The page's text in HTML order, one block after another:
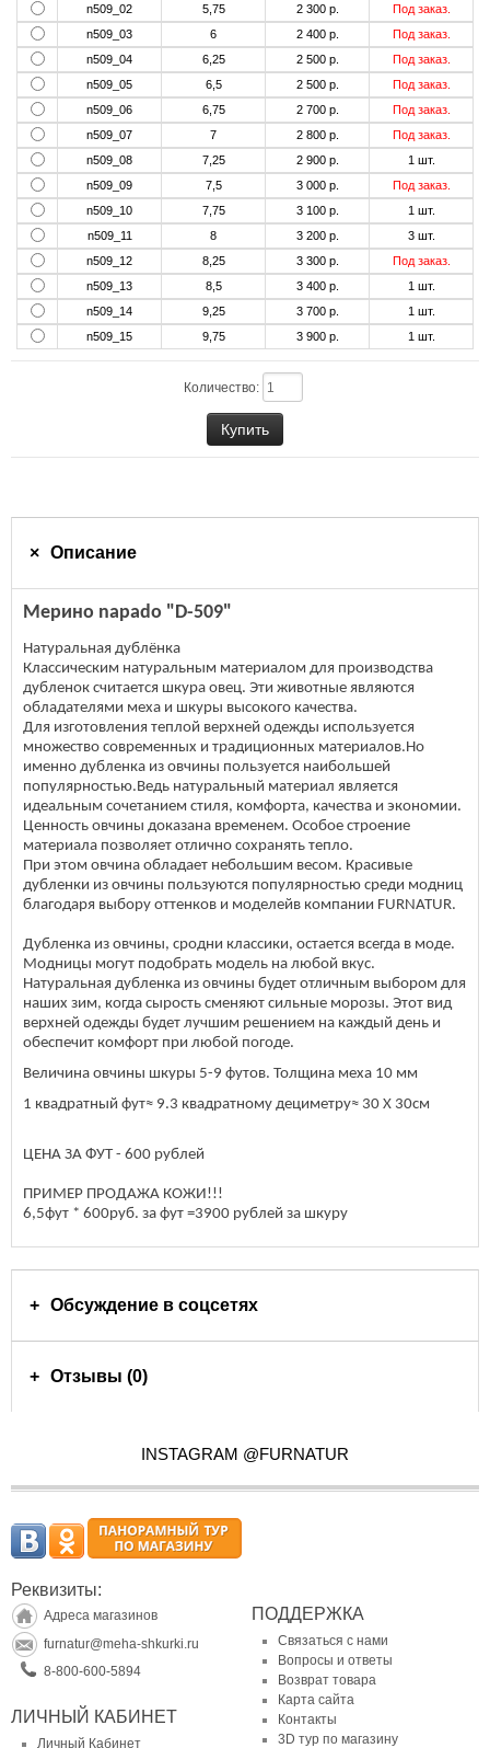
n509_02
5,75 2 300 р.
Под заказ.
n509_03
6 2 400 р.
Под заказ.
n509_04
6,25 2 500 р.
Под заказ.
n509_05
6,5 2 500 р.
Под заказ.
n509_06
6,75 2 700 р.
Под заказ.
n509_07
7 2 800 р.
Под заказ.
n509_08
7,25 2 900 р. 1 шт.
n509_09
7,5 3 000 р.
Под заказ.
n509_10
7,75 3 100 р. 1 шт.
n509_11
8 3 200 р. 3 шт.
n509_12
8,25 3 300 р.
Под заказ.
n509_13
8,5 3 400 р. 1 шт.
n509_14
9,25 3 700 р. 1 шт.
n509_15
9,75 3 900 р. 1 шт.
Количество:
Описание
Мерино napado "D-509"
Натуральная дублёнка
Классическим натуральным материалом для производства
дубленок считается шкура овец. Эти животные являются
обладателями меха и шкуры высокого качества.
Для изготовления теплой верхней одежды используется
множество современных и традиционных материалов.Но
именно дубленка из овчины пользуется наибольшей
популярностью.Ведь натуральный материал является
идеальным сочетанием стиля, комфорта, качества и экономии.
Ценность овчины доказана временем. Особое строение
материала позволяет отлично сохранять тепло.
При этом овчина обладает небольшим весом. Красивые
дубленки из овчины пользуются популярностью среди модниц
благодаря выбору оттенков и моделейв компании FURNATUR.
Дубленка из овчины, сродни классики, остается всегда в моде.
Модницы могут подобрать модель на любой вкус.
Натуральная дубленка из овчины будет отличным выбором для
наших зим, когда сырость сменяют сильные морозы. Этот вид
верхней одежды будет лучшим решением на каждый день и
обеспечит комфорт при любой погоде.
Величина овчины шкуры 5-9 футов. Толщина меха 10 мм
1 квадратный фут≈ 9.3 квадратному дециметру≈ 30 Х 30см
ЦЕНА ЗА ФУТ - 600 рублей
ПРИМЕР ПРОДАЖА КОЖИ!!!
6,5фут * 600руб. за фут =3900 рублей за шкуру
Обсуждение в соцсетях
Отзывы (0)
INSTAGRAM @FURNATUR
Реквизиты:
Адреса магазинов
furnatur@meha-shkurki.ru
8-800-600-5894
ЛИЧНЫЙ КАБИНЕТ
Личный Кабинет
ПОДДЕРЖКА
Связаться с нами
Вопросы и ответы
Возврат товара
Карта сайта
Контакты
3D тур по магазину